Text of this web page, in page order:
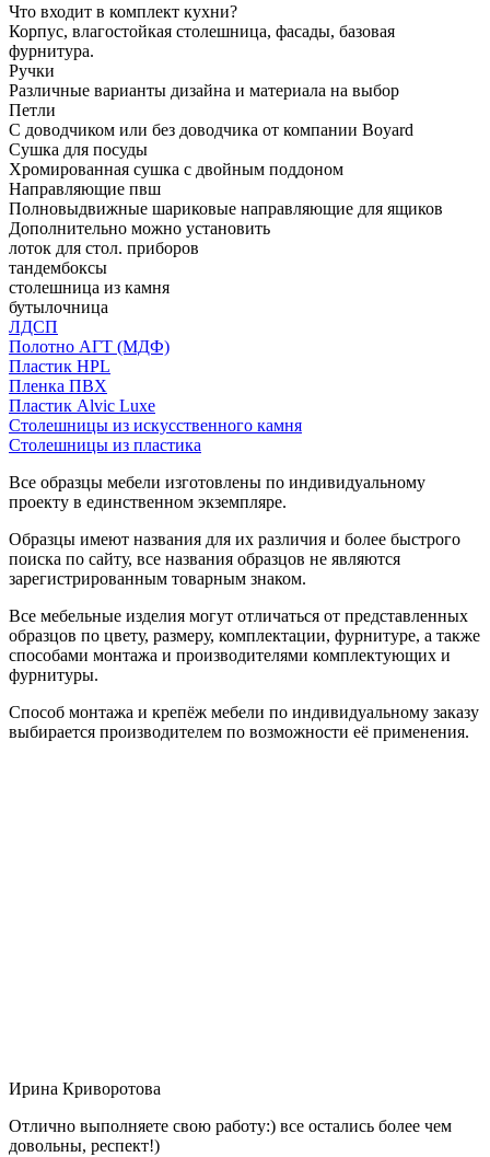
Что входит в комплект кухни?
Корпус, влагостойкая столешница, фасады, базовая
фурнитура.
Ручки
Различные варианты дизайна и материала на выбор
Петли
С доводчиком или без доводчика от компании Boyard
Сушка для посуды
Хромированная сушка с двойным поддоном
Направляющие пвш
Полновыдвижные шариковые направляющие для ящиков
Дополнительно можно установить
лоток для стол. приборов
тандембоксы
столешница из камня
бутылочница
ЛДСП
Полотно АГТ (МДФ)
Пластик HPL
Пленка ПВХ
Пластик Alvic Luxe
Столешницы из искусственного камня
Столешницы из пластика
Все образцы мебели изготовлены по индивидуальному
проекту в единственном экземпляре.
Образцы имеют названия для их различия и более быстрого
поиска по сайту, все названия образцов не являются
зарегистрированным товарным знаком.
Все мебельные изделия могут отличаться от представленных
образцов по цвету, размеру, комплектации, фурнитуре, а также
способами монтажа и производителями комплектующих и
фурнитуры.
Способ монтажа и крепёж мебели по индивидуальному заказу
выбирается производителем по возможности её применения.
Ирина Криворотова
Отлично выполняете свою работу:) все остались более чем
довольны, респект!)